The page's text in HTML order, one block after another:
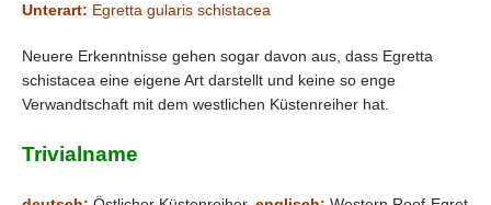
Unterart: Egretta gularis schistacea
Neuere Erkenntnisse gehen sogar davon aus, dass Egretta
schistacea eine eigene Art darstellt und keine so enge
Verwandtschaft mit dem westlichen Küstenreiher hat.
Trivialname